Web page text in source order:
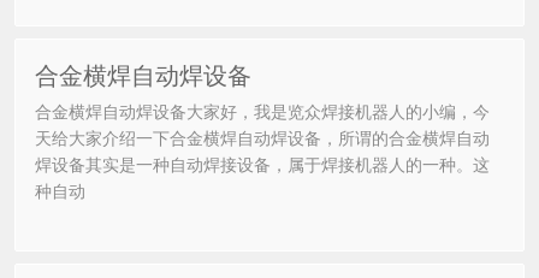
合金横焊自动焊设备
合金横焊自动焊设备大家好，我是览众焊接机器人的小编，今
天给大家介绍一下合金横焊自动焊设备，所谓的合金横焊自动
焊设备其实是一种自动焊接设备，属于焊接机器人的一种。这
种自动